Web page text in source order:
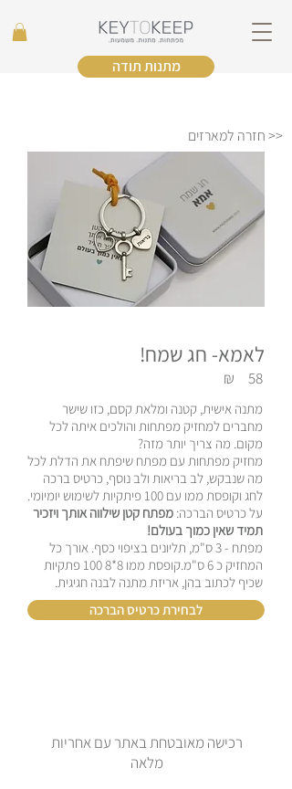
מתנות תודה
<< חזרה למארזים
לאמא- חג שמח!
58
₪
מתנה אישית, קטנה ומלאת קסם, כזו שישר
מחברים למחזיק מפתחות והולכים איתה לכל
מקום. מה צריך יותר מזה?
מחזיק מפתחות עם מפתח שיפתח את הדלת לכל
מה שנבקש, לב בריאות ולב נוסף, כרטיס ברכה
לחג וקופסת ממו עם 100 פיתקיות לשימוש יומיומי.
על כרטיס הברכה: מפתח קטן שילווה אותך ויזכיר
תמיד שאין כמוך בעולם!
מפתח - 3 ס"מ, תליונים בציפוי כסף. אורך כל
המחזיק כ 6 ס"מ.קופסת ממו 8*8 100 פתקיות
שכיף לכתוב בהן, אריזת מתנה לבנה חגיגית.
לבחירת כרטיס הברכה
רכישה מאובטחת באתר עם אחריות
מלאה